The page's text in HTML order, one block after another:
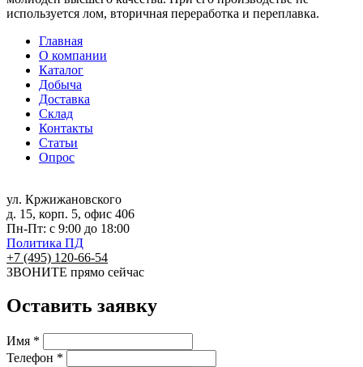
используется лом, вторичная переработка и переплавка.
Главная
О компании
Каталог
Добыча
Доставка
Склад
Контакты
Статьи
Опрос
ул. Кржижановского
д. 15, корп. 5, офис 406
Пн-Пт: с 9:00 до 18:00
Политика ПД
+7 (495) 120-66-54
ЗВОНИТЕ прямо сейчас
Оставить заявку
Имя *
Телефон *